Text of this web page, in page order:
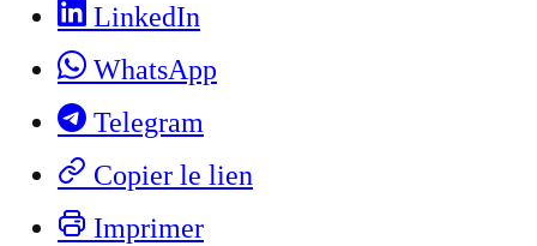
LinkedIn
WhatsApp
Telegram
Copier le lien
Imprimer